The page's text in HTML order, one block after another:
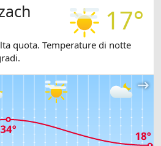
17°
quota. Temperature di notte